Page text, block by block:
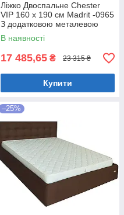
Ліжко Двоспальне Chester
VIP 160 х 190 см Madrit -0965
З додатковою металевою
цільнозварною рамою
Фіолетовий
В наявності
17 485,65 ₴ 23 315 ₴
Купити
–25%